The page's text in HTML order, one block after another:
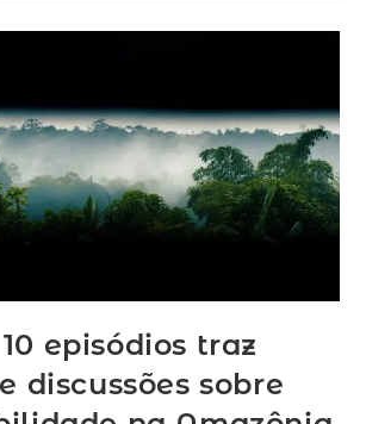
episódios traz
discussões sobre